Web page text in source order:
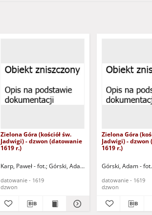
Zielona Góra (kościół św.
Jadwigi) - dzwon (datowanie
1619 r.)
Karp, Paweł - fot. Górski, Adam - fot.
datowanie - 1619
dzwon
Zielona Góra
Jadwigi) -
1619 r.)
Górski, Adam - fot.
datowanie - 1619
dzwon